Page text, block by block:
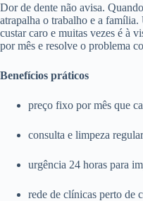
Dor de dente não avisa.
atrapalha o trabalho e a
custar caro e muitas vezes é à
por mês e resolve o problema
Benefícios práticos
preço fixo por mês que
consulta e limpeza
urgência 24 horas para
rede de clínicas perto de